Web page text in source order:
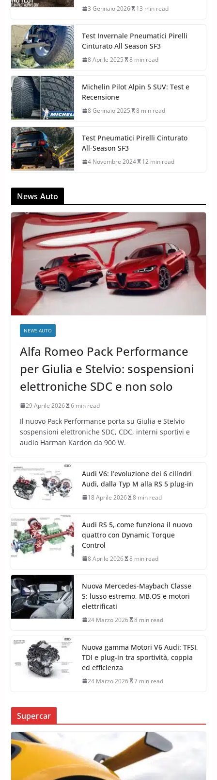
3 Gennaio 2026 13 min read
Test Invernale Pneumatici Pirelli
Cinturato All Season SF3
8 Aprile 2025 8 min read
Michelin Pilot Alpin 5 SUV: Test e
Recensione
8 Gennaio 2025 8 min read
Test Pneumatici Pirelli Cinturato
All-Season SF3
4 Novembre 2024 12 min read
News Auto
NEWS AUTO
Alfa Romeo Pack Performance
per Giulia e Stelvio: sospensioni
elettroniche SDC e non solo
29 Aprile 2026 6 min read
Il nuovo Pack Performance porta su Giulia e Stelvio
sospensioni elettroniche SDC, CDC, interni sportivi e
audio Harman Kardon da 900 W.
Audi V6: l’evoluzione dei 6 cilindri
Audi, dalla Typ M alla RS 5 plug-in
18 Aprile 2026 8 min read
Audi RS 5, come funziona il nuovo
quattro con Dynamic Torque
Control
8 Aprile 2026 8 min read
Nuova Mercedes-Maybach Classe
S: lusso estremo, MB.OS e motori
elettrificati
24 Marzo 2026 8 min read
Nuova gamma Motori V6 Audi: TFSI,
TDI e plug-in tra sportività, coppia
ed efficienza
24 Marzo 2026 7 min read
Supercar